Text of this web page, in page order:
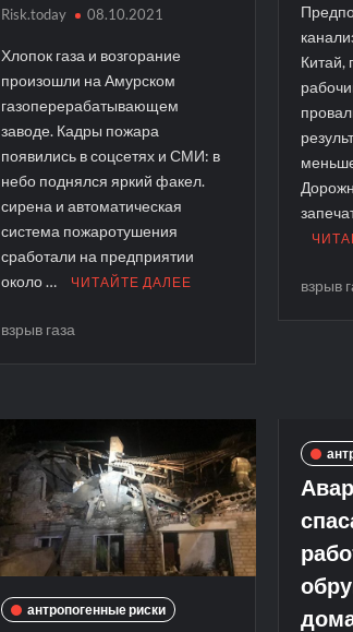
Risk.today 08.10.2021
Хлопок газа и возгорание
произошли на Амурском
газоперерабатывающем
заводе. Кадры пожара
появились в соцсетях и СМИ: в
небо поднялся яркий факел.
сирена и автоматическая
система пожаротушения
сработали на предприятии
около …
ЧИТАЙТЕ ДАЛЕЕ
взрыв газа
Китай,
взрыв
антропогенные риски